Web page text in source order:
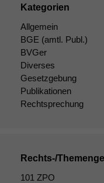
Kategorien
Allgemein
BGE (amtl. Publ.)
BVGer
Diverses
Gesetzgebung
Publikationen
Rechtsprechung
Rechts-/
101 ZPO